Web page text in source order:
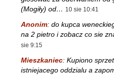
(Mogiły) od… 10 sie 10:41
Anonim: do kupca
na 2 pietro i zobacz co sie
sie 9:15
Mieszkaniec: Kupiono
istniejacego oddzialu a